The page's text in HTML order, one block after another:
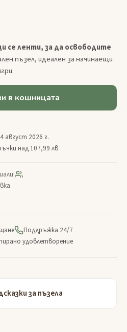
ленти, за да освободите
пъзел, идеален за начинаещи
в кошницата
август 2026 г.
над 107,99 лв
|
Поддръжка 24/7
удовлетворение
за пъзела